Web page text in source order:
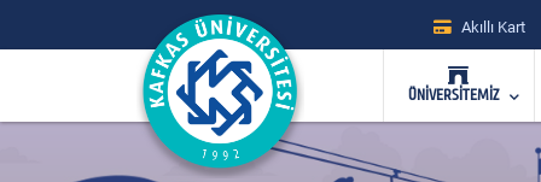
Akıllı Kart
ÜNİVERSİTEMİZ